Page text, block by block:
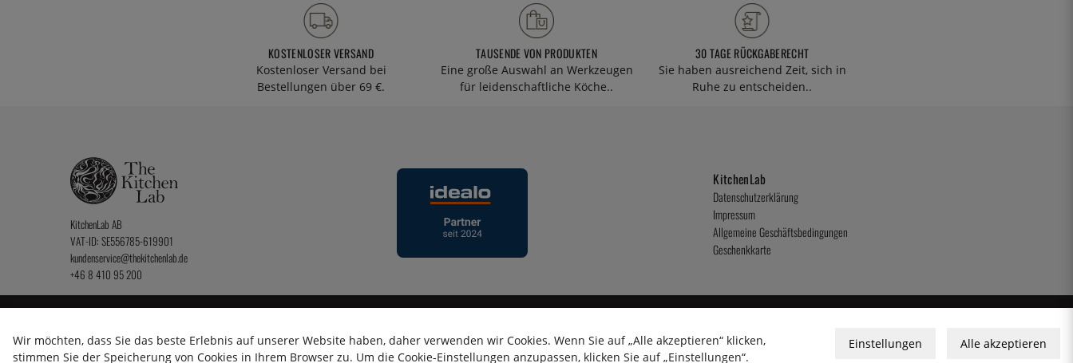
KOSTENLOSER VERSAND
Kostenloser Versand bei
Bestellungen über 69 €.
TAUSENDE VON PRODUKTEN
Eine große Auswahl an Werkzeugen
für leidenschaftliche Köche..
30 TAGE RÜCKGABERECHT
Sie haben ausreichend Zeit, sich in
Ruhe zu entscheiden..
KitchenLab AB
VAT-ID: SE556785-619901
kundenservice@thekitchenlab.de
+46 8 410 95 200
KitchenLab
Datenschutzerklärung
Impressum
Allgemeine Geschäftsbedingungen
Geschenkkarte
2026 KitchenLab AB
Wir möchten, dass Sie das beste Erlebnis auf unserer Website haben, daher verwenden wir Cookies. Wenn Sie auf „Alle akzeptieren“ klicken,
stimmen Sie der Speicherung von Cookies in Ihrem Browser zu. Um die Cookie-Einstellungen anzupassen, klicken Sie auf „Einstellungen“.
Einstellungen Alle akzeptieren